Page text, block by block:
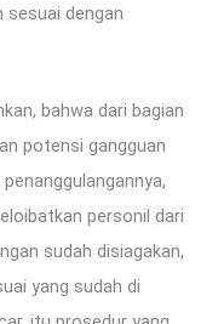
sesuai dengan
bahwa dari bagian
potensi gangguan
personil dari
sudah disiagakan,
yang sudah di